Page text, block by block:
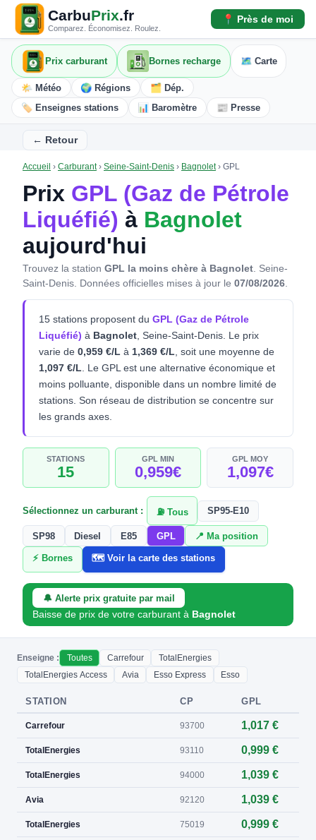
CarbuPrix.fr
Comparez. Économisez. Roulez.
📍 Près de moi
Prix carburant Bornes recharge 🗺️ Carte
🌤️ Météo 🌍 Régions
🗂️ Dép.
🏷️ Enseignes stations
📊 Baromètre 📰 Presse
← Retour
Accueil › Carburant› Seine-Saint-Denis › Bagnolet› GPL
Prix GPL (Gaz de Pétrole
Liquéfié) à Bagnolet
aujourd'hui
Trouvez la station GPL la moins chère à Bagnolet. Seine-
Saint-Denis. Données officielles mises à jour le 07/08/2026.
15 stations proposent du GPL (Gaz de Pétrole
Liquéfié) à Bagnolet, Seine-Saint-Denis. Le prix
varie de 0,959 €/L à 1,369 €/L, soit une moyenne de
1,097 €/L. Le GPL est une alternative économique et
moins polluante, disponible dans un nombre limité de
stations. Son réseau de distribution se concentre sur
les grands axes.
STATIONS
15
GPL MIN
0,959€
GPL MOY
1,097€
Sélectionnez un carburant : ⛽ Tous SP95-E10
SP98 Diesel E85 GPL 📍 Ma position
⚡ Bornes 🗺️ Voir la carte des stations
🔔 Alerte prix gratuite par mail
Baisse de prix de votre carburant à Bagnolet
Enseigne : Toutes Carrefour
TotalEnergies
TotalEnergies Access
Avia Esso Express Esso
STATION CP GPL
Carrefour 93700 1,017 €
TotalEnergies 93110 0,999 €
TotalEnergies 94000 1,039 €
Avia 92120 1,039 €
TotalEnergies 75019 0,999 €